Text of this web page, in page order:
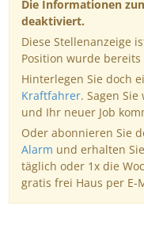
Die Informationen
deaktiviert.
Diese Stellenanzeige
Position wurde
Hinterlegen Sie doch
Kraftfahrer. Sagen
und Ihr neuer Job
Oder abonnieren Sie
Alarm und erhalten
täglich oder 1x die
gratis frei Haus per E-